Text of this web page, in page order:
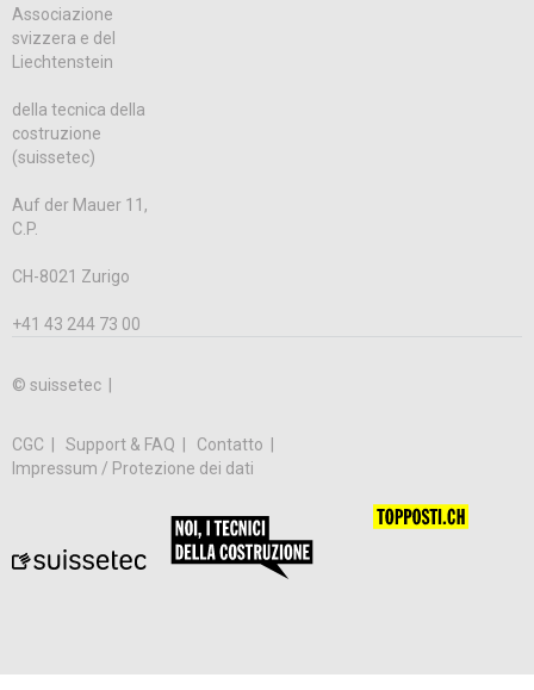
Associazione
svizzera e del
Liechtenstein
della tecnica della
costruzione
(suissetec)
Auf der Mauer 11,
C.P.
CH-8021 Zurigo
+41 43 244 73 00
© suissetec |
CGC Support & FAQ
Contatto
Impressum / Protezione dei dati